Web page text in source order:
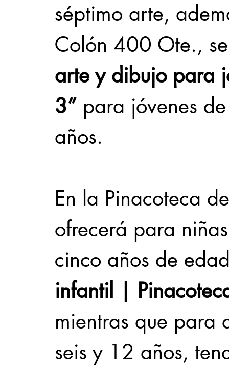
séptimo arte,
Colón 400 Ote.,
arte y dibujo para
3” para jóvenes
años.
En la Pinacoteca
ofrecerá para
cinco años de
infantil |
mientras que para
seis y 12 años,